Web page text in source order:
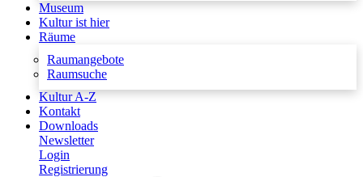
Museum
Kultur ist hier
Räume
Raumangebote
Raumsuche
Kultur A-Z
Kontakt
Downloads
Newsletter
Login
Registrierung